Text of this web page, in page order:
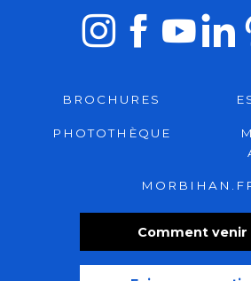
Comment venir
BROCHURES
PHOTOTHÈQUE